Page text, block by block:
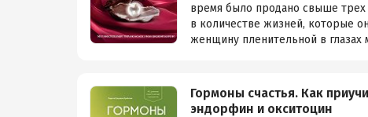
время было продано свыше трех
в количестве жизней, которые
женщину пленительной в глазах
Гормоны счастья. Как
эндорфин и окситоцин